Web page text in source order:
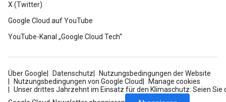
X (Twitter)
Google Cloud auf YouTube
YouTube-Kanal „Google Cloud Tech“
Über Google Datenschutz
Nutzungsbedingungen der Website
Nutzungsbedingungen von Google Cloud
Manage cookies
Unser drittes Jahrzehnt im Einsatz für den Klimaschutz: Seien Sie